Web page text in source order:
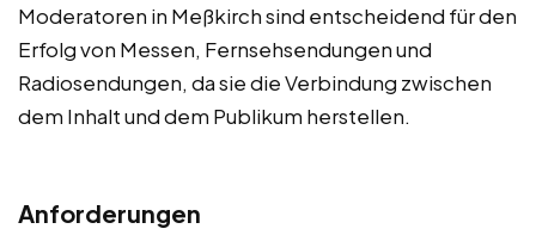
Moderatoren in Meßkirch sind entscheidend für den
Erfolg von Messen, Fernsehsendungen und
Radiosendungen, da sie die Verbindung zwischen
dem Inhalt und dem Publikum herstellen.
Anforderungen